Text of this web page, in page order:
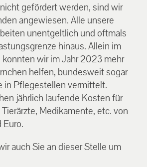
gefördert werden, sind wir
angewiesen. Alle unsere
unentgeltlich und oftmals
hinaus. Allein im
wir im Jahr 2023 mehr
helfen, bundesweit sogar
in Pflegestellen vermittelt.
jährlich laufende Kosten für
Medikamente, etc. von
auch Sie an dieser Stelle um